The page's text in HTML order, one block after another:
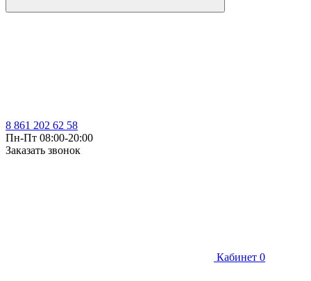
8 861 202 62 58
Пн-Пт 08:00-20:00
Заказать звонок
Кабинет 0